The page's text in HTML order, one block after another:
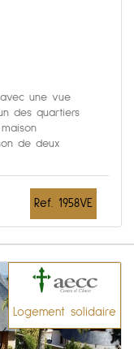
une vue
des quartiers
de deux
Ref. 1958VE
Logement solidaire